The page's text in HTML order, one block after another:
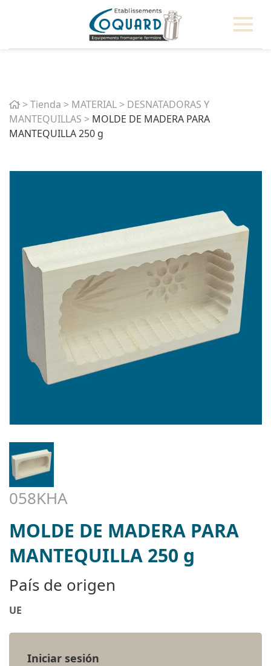
Home
>Tienda > MATERIAL > DESNATADORAS Y
MANTEQUILLAS > MOLDE DE MADERA PARA
MANTEQUILLA 250 g
058KHA
MOLDE DE MADERA PARA
MANTEQUILLA 250 g
País de origen
UE
Iniciar sesión